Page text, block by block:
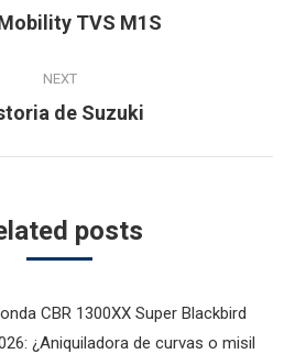
Previous
TVS M1S
NEXT
Next
de Suzuki
posts
CBR 1300XX Super Blackbird
¿Aniquiladora de curvas o misil